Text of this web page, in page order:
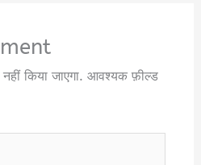
किया जाएगा. आवश्यक फ़ील्ड